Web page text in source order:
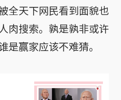
全天下网民看到面貌也
肉搜索。孰是孰非或许
是赢家应该不难猜。